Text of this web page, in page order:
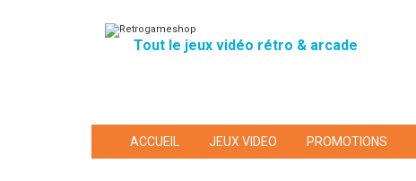
Tout le jeux vidéo rétro & arcade
ACCUEIL JEUX VIDEO PROMOTIONS